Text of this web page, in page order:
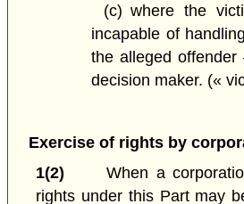
(c) where the
incapable of
the alleged
decision maker. («
Exercise of rights by
1(2)
When a
rights under this Part may